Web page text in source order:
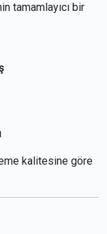
tamamlayıcı bir
kalitesine göre